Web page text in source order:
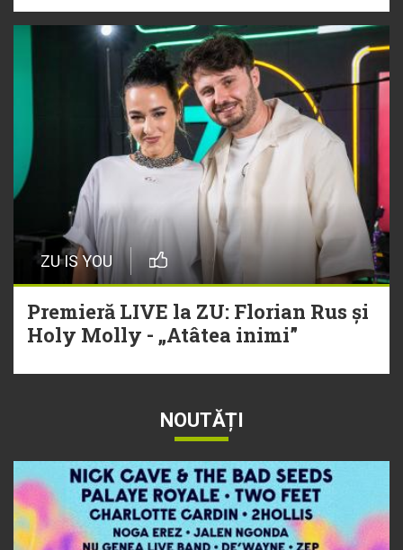
ZU IS YOU
Premieră LIVE la ZU: Florian Rus și
Holy Molly - „Atâtea inimi”
NOUTĂȚI